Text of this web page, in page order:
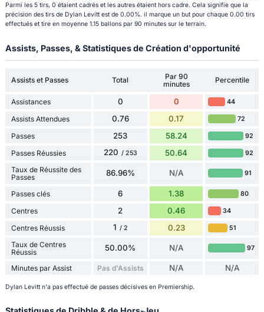
Parmi les 5 tirs, 0 étaient cadrés et les autres étaient hors cadre. Cela signifie que la
précision des tirs de Dylan Levitt est de 0.00%. il marque un but pour chaque 0.00 tirs
effectués et tire en moyenne 1.15 ballons par 90 minutes sur le terrain.
Assists, Passes, & Statistiques de Création d'opportunité
Assists et Passes Total
Par 90
minutes
Percentile
Assistances 0 0 44
Assists Attendues 0.76 0.17 72
Passes 253 58.24 92
Passes Réussies 220 / 253 50.64 92
Taux de Réussite des
Passes
86.96% N/A 91
Passes clés 6 1.38 80
Centres 2 0.46 34
Centres Réussis 1 / 2 0.23 51
Taux de Centres
Réussis
50.00% N/A 97
Minutes par Assist Pas d'Assists N/A N/A
Dylan Levitt n'a pas effectué de passes décisives en Premiership.